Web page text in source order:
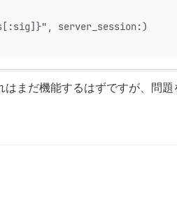
server_session:)
まだ機能するはずですが、問